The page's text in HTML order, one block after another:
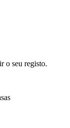
o seu registo.